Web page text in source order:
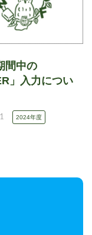
間中の
」入力につい
2024年度